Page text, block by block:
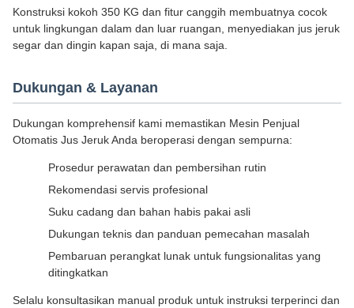
Konstruksi kokoh 350 KG dan fitur canggih membuatnya cocok
untuk lingkungan dalam dan luar ruangan, menyediakan jus jeruk
segar dan dingin kapan saja, di mana saja.
Dukungan & Layanan
Dukungan komprehensif kami memastikan Mesin Penjual
Otomatis Jus Jeruk Anda beroperasi dengan sempurna:
Prosedur perawatan dan pembersihan rutin
Rekomendasi servis profesional
Suku cadang dan bahan habis pakai asli
Dukungan teknis dan panduan pemecahan masalah
Pembaruan perangkat lunak untuk fungsionalitas yang
ditingkatkan
Selalu konsultasikan manual produk untuk instruksi terperinci dan